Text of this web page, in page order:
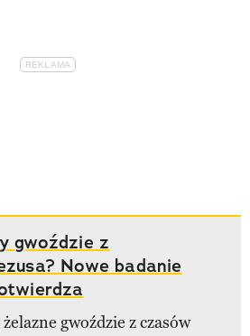
gwoździe z
Nowe badanie
gwoździe z czasów